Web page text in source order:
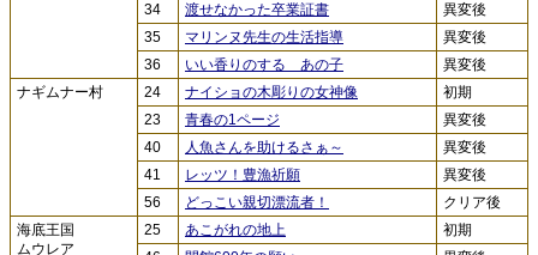
34
渡せなかった卒業証書
異変後
35
マリンヌ先生の生活指導
異変後
36
いい香りのする あの子
異変後
ナギムナー村
24 ナイショの木彫りの女神像
初期
23
青春の1ページ
異変後
40
人魚さんを助けるさぁ～
異変後
41
レッツ！豊漁祈願
異変後
56
どっこい親切漂流者！
クリア後
海底王国
ムウレア
25 あこがれの地上
初期